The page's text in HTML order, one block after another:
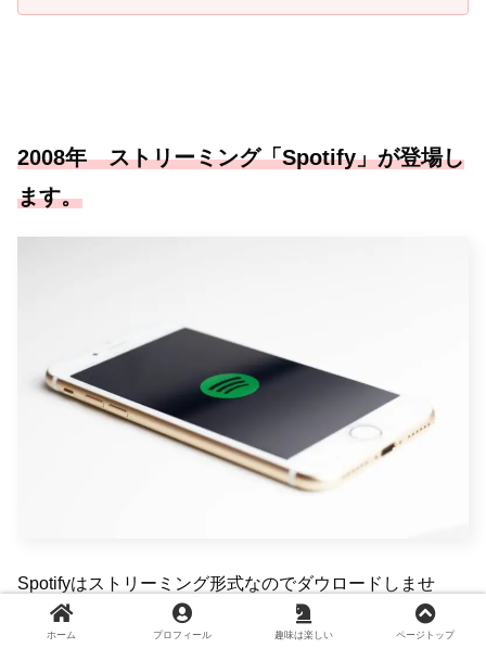
2008年 ストリーミング「Spotify」が登場し
ます。
Spotifyはストリーミング形式なのでダウロードしませ
ん。
ホーム プロフィール 趣味は楽しい ページトップ